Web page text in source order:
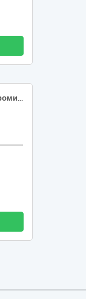
продукція борошномельно-круп'яної промисловості